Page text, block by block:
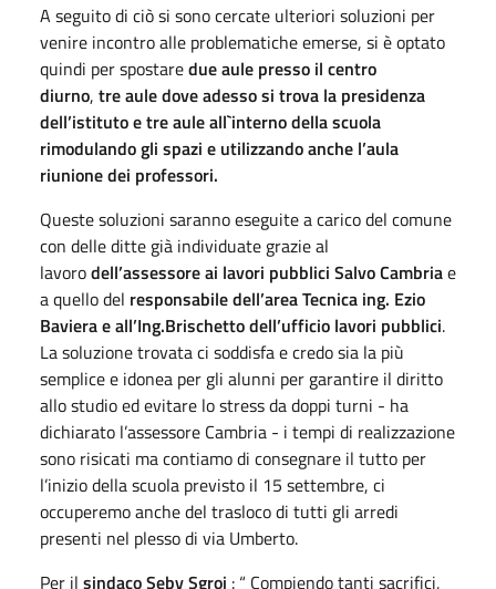
A seguito di ciò si sono cercate ulteriori soluzioni per
venire incontro alle problematiche emerse, si è optato
quindi per spostaredue aule presso il centro
diurno, tre aule dove adesso si trova la presidenza
dell’istitutoe tre aule all`interno della scuola
rimodulando gli spazi e utilizzando anche l’aula
riunione dei professori.
Queste soluzioni saranno eseguite a carico del comune
con delle ditte già individuate grazie al
lavorodell’assessore ai lavori pubblici Salvo Cambriae
a quello del responsabile dell’area Tecnica ing. Ezio
Baviera e all’Ing.Brischetto dell’ufficio lavori pubblici.
La soluzione trovata ci soddisfa e credo sia la più
semplice e idonea per gli alunni per garantire il diritto
allo studio ed evitare lo stress da doppi turni - ha
dichiarato l’assessore Cambria - i tempi di realizzazione
sono risicati ma contiamo di consegnare il tutto per
l’inizio della scuola previsto il 15 settembre, ci
occuperemo anche del trasloco di tutti gli arredi
presenti nel plesso di via Umberto.
Per il sindaco Seby Sgroi : “ Compiendo tanti sacrifici,